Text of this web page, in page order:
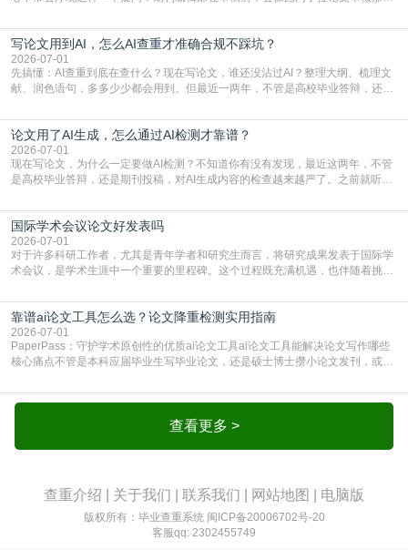
论文的初审通过率。实际上，SCI期刊对重复内容的审查是严谨投稿流程中不可
或缺的一环。本篇AEIC学术交流中心小编就为大家介绍“投稿SCI有查重吗”。
一、查重是标准流程答案是明确的：绝大多数S
写论文用到AI，怎么AI查重才准确合规不踩坑？
2026-07-01
先搞懂：AI查重到底在查什么？现在写论文，谁还没沾过AI？整理大纲、梳理文
献、润色语句，多多少少都会用到。但最近一两年，不管是高校毕业答辩，还是
须加做AI查重。很多人分不清，AI查重和普通查重到底有啥区别？这里说透：普
通查重查的是你的文字和已公开文献的重复比例，防的是抄袭；AI查重查的是你
的内容里，有多少是AI生成的，防的是过
论文用了AI生成，怎么通过AI检测才靠谱？
2026-07-01
现在写论文，为什么一定要做AI检测？不知道你有没有发现，最近这两年，不管
是高校毕业答辩，还是期刊投稿，对AI生成内容的检查越来越严了。之前就听身
要求修改，还差点被判定学术不规范，真的太冤了。现在国内多数高校和核心期
刊，都已经明确出台了相关规定：如果使用AI生成内容辅助写作，必须明确标
注，未标注的AI生成内容会被认定为不符合学
国际学术会议论文好发表吗
2026-07-01
对于许多科研工作者，尤其是青年学者和研究生而言，将研究成果发表于国际学
术会议，是学术生涯中一个重要的里程碑。这个过程既充满机遇，也伴随着挑
疑问：国际学术会议论文到底好不好发表？其价值和难度究竟如何衡量。本篇
AEIC学术交流中心小编就为大家介绍“国际学术会议论文好发表吗”。一、会议论
文发表的相对优势与期刊论文相比，国际会议论文的发
靠谱ai论文工具怎么选？论文降重检测实用指南
2026-07-01
PaperPass：守护学术原创性的优质ai论文工具ai论文工具能解决论文写作哪些
核心痛点不管是本科应届毕业生写毕业论文，还是硕士博士攒小论文发刊，或是
自己逐句读逐句改，熬好几个大夜不说，还经常改不到点上，交上去才发现重复
率超标，再返工太折腾。现在有了成熟的ai论文工具，这些痛点基本都能高效解
决。靠谱的ai论文工具，不止能帮你梳查看更多 >
查重介绍 关于我们 联系我们 网站地图 电脑版
版权所有：毕业查重系统 闽ICP备20006702号-20
客服qq: 2302455749